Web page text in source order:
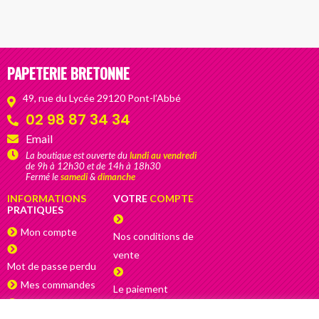
être
choisies
sur
la
page
du
produit
Les
options
peuvent
être
choisies
sur
la
page
du
produit
être
choisies
sur
la
page
du
produit
la
PAPETERIE BRETONNE
49, rue du Lycée 29120 Pont-l’Abbé
02 98 87 34 34
Email
La boutique est ouverte dulundi au vendredi
de 9h à 12h30 et de 14h à 18h30
Fermé lesamedi&dimanche
INFORMATIONS
PRATIQUES
Mon compte
Mot de passe perdu
Mes commandes
Adresses
VOTRECOMPTE
Nos conditions de
vente
Le paiement